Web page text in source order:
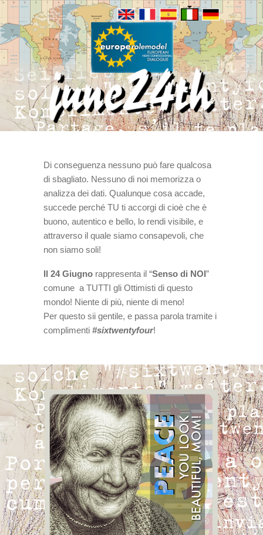
Di conseguenza nessuno può fare qualcosa
di sbagliato. Nessuno di noi memorizza o
analizza dei dati. Qualunque cosa accade,
succede perché TU ti accorgi di cioè che è
buono, autentico e bello, lo rendi visibile, e
attraverso il quale siamo consapevoli, che
non siamo soli!
Il 24 Giugno rappresenta il “Senso di NOI”
comune a TUTTI gli Ottimisti di questo
mondo! Niente di più, niente di meno!
Per questo sii gentile, e passa parola tramite i
complimenti #sixtwentyfour!